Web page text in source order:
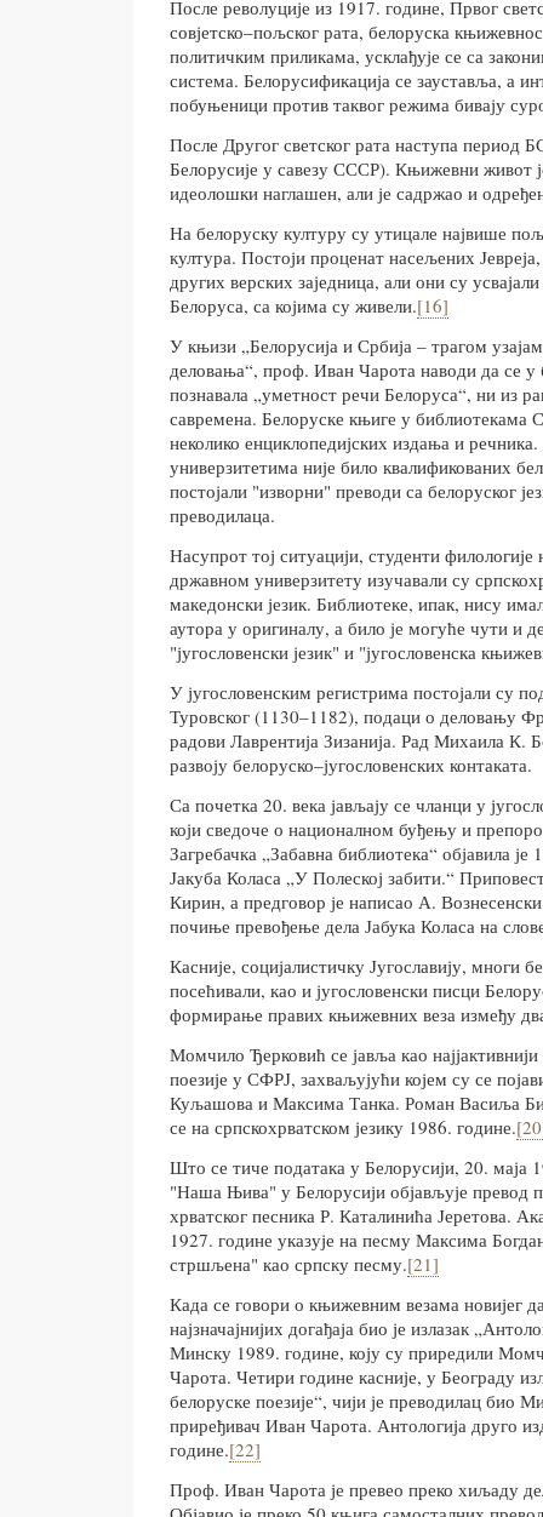
После револуције из 1917. године, Првог
совјетско–пољског рата, белоруска
политичким приликама, усклађује се са
система. Белорусификација се зауставља, а
побуњеници против таквог режима бивају
После Другог светског рата наступа период
Белорусије у савезу СССР). Књижевни живот
идеолошки наглашен, али је садржао и
На белоруску културу су утицале највише
култура. Постоји проценат насељених
других верских заједница, али они су
Белоруса, са којима су живели.[16]
У књизи „Белорусија и Србија – трагом
деловања“, проф. Иван Чарота наводи да се
познавала „уметност речи Белоруса“, ни из
савремена. Белоруске књиге у библиотекама
неколико енциклопедијских издања и
универзитетима није било квалификованих
постојали "изворни" преводи са белоруског
преводилаца.
Насупрот тој ситуацији, студенти
државном универзитету изучавали су
македонски језик. Библиотеке, ипак, нису
аутора у оригиналу, а било је могуће чути и
"југословенски језик" и "југословенска
У југословенским регистрима постојали су
Туровског (1130–1182), подаци о деловању
радови Лаврентија Зизанија. Рад Михаила К.
развоју белоруско–југословенских контаката.
Са почетка 20. века јављају се чланци у
који сведоче о националном буђењу и
Загребачка „Забавна библиотека“ објавила
Јакуба Коласа „У Полеској забити.“
Кирин, а предговор је написао А.
почиње превођење дела Јабука Коласа на
Касније, социјалистичку Југославију, многи
посећивали, као и југословенски писци
формирање правих књижевних веза између
Момчило Ђерковић се јавља као
поезије у СФРЈ, захваљујући којем су се
Куљашова и Максима Танка. Роман Васиља
се на српскохрватском језику 1986. године.
Што се тиче података у Белорусији, 20. маја
"Наша Њива" у Белорусији објављује превод
хрватског песника Р. Каталинића Јеретова.
1927. године указује на песму Максима
стршљена" као српску песму.[21]
Када се говори о књижевним везама новијег
најзначајнијих догађаја био је излазак
Минску 1989. године, коју су приредили
Чарота. Четири године касније, у Београду
белоруске поезије“, чији је преводилац био
приређивач Иван Чарота. Антологија друго
године.[22]
Проф. Иван Чарота је превео преко хиљаду